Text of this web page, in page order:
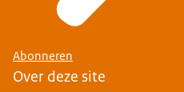
Abonneren
Over deze site